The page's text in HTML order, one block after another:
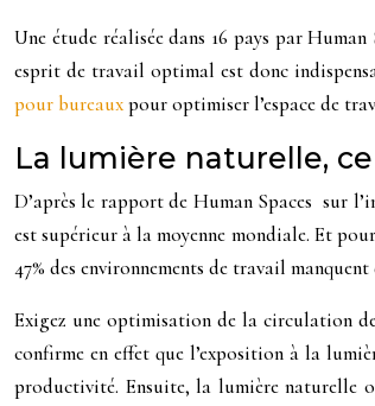
Une étude réalisée dans 16 pays par
esprit de travail optimal est donc
pour bureauxpour optimiser l’espace de
La lumière naturelle,
D’après le rapport de Human Spaces sur
est supérieur à la moyenne mondiale. Et
47% des environnements de travail
Exigez une optimisation de la circulation
confirme en effet que l’exposition à la
productivité. Ensuite, la lumière naturelle